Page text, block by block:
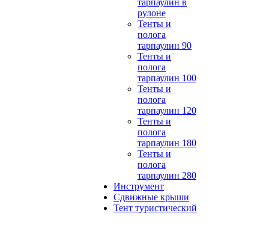
тарпаулин в
рулоне
Тенты и
полога
тарпаулин 90
Тенты и
полога
тарпаулин 100
Тенты и
полога
тарпаулин 120
Тенты и
полога
тарпаулин 180
Тенты и
полога
тарпаулин 280
Инструмент
Сдвижные крыши
Тент туристический